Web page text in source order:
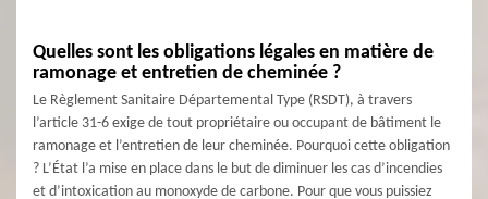
Quelles sont les obligations légales en matière de
ramonage et entretien de cheminée ?
Le Règlement Sanitaire Départemental Type (RSDT), à travers
l’article 31-6 exige de tout propriétaire ou occupant de bâtiment le
ramonage et l’entretien de leur cheminée. Pourquoi cette obligation
? L’État l’a mise en place dans le but de diminuer les cas d’incendies
et d’intoxication au monoxyde de carbone. Pour que vous puissiez